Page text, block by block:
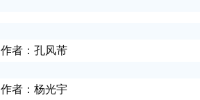
作者：孔风芾
作者：杨光宇